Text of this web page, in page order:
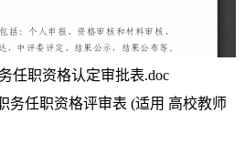
任职资格认定审批表.doc
务任职资格评审表 (适用 高校教师